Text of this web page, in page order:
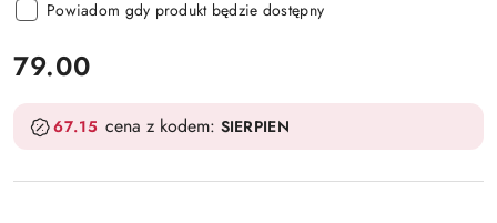
Powiadom gdy produkt będzie dostępny
cena:
79.00
67.15 cena z kodem: SIERPIEN